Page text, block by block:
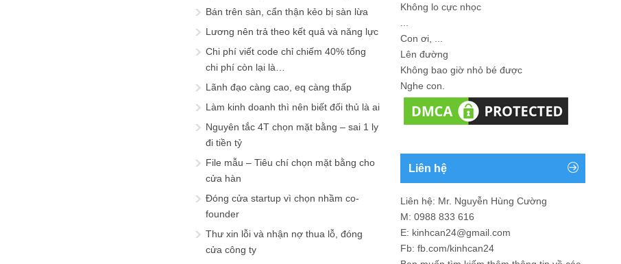
Bán trên sàn, cẩn thận kẻo bị sàn lừa
Lương nên trả theo kết quả và năng lực
Chi phí viết code chỉ chiếm 40% tổng
chi phí còn lại là…
Lãnh đạo càng cao, eq càng thấp
Làm kinh doanh thì nên biết đối thủ là ai
Nguyên tắc 4T chọn mặt bằng – sai 1 ly
đi tiền tỷ
File mẫu – Tiêu chí chọn mặt bằng cho
cửa hàn
Đóng cửa startup vì chọn nhầm co-
founder
Thư xin lỗi và nhận nợ thua lỗ, đóng
cửa công ty
Không lo cực nhọc
Con ơi, ...
Lên đường
Không bao giờ nhỏ bé được
Nghe con.
Liên hệ
Liên hệ: Mr. Nguyễn Hùng Cường
M: 0988 833 616
E: kinhcan24@gmail.com
Fb: fb.com/kinhcan24